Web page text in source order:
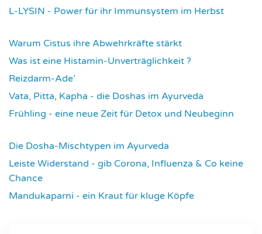
L-LYSIN - Power für ihr Immunsystem im Herbst
Warum Cistus ihre Abwehrkräfte stärkt
Was ist eine Histamin-Unverträglichkeit ?
Reizdarm-Ade’
Vata, Pitta, Kapha - die Doshas im Ayurveda
Frühling - eine neue Zeit für Detox und Neubeginn
Die Dosha-Mischtypen im Ayurveda
Leiste Widerstand - gib Corona, Influenza & Co keine
Chance
Mandukaparni - ein Kraut für kluge Köpfe